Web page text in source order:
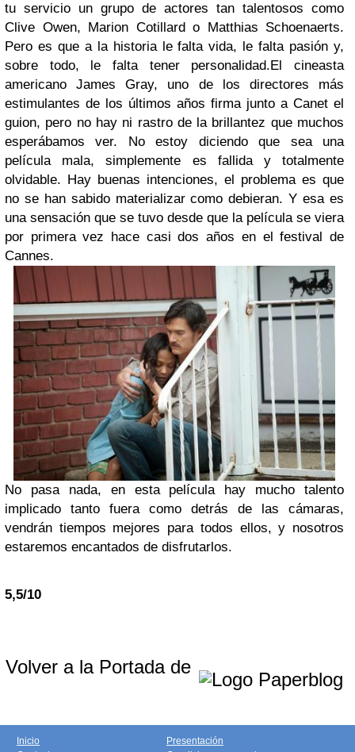
tu servicio un grupo de actores tan talentosos como
Clive Owen, Marion Cotillard o Matthias Schoenaerts.
Pero es que a la historia le falta vida, le falta pasión y,
sobre todo, le falta tener personalidad. El cineasta
americano James Gray, uno de los directores más
estimulantes de los últimos años firma junto a Canet el
guion, pero no hay ni rastro de la brillantez que muchos
esperábamos ver. No estoy diciendo que sea una
película mala, simplemente es fallida y totalmente
olvidable. Hay buenas intenciones, el problema es que
no se han sabido materializar como debieran. Y esa es
una sensación que se tuvo desde que la película se viera
por primera vez hace casi dos años en el festival de
Cannes.
No pasa nada, en esta película hay mucho talento
implicado tanto fuera como detrás de las cámaras,
vendrán tiempos mejores para todos ellos, y nosotros
estaremos encantados de disfrutarlos.
5,5/10
Volver a la Portada de
Inicio
Presentación